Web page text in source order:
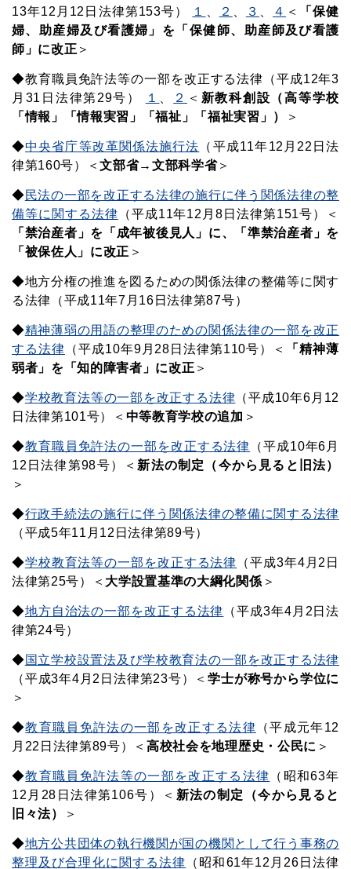
13年12月12日法律第153号）
１ ２ ３ ４ ＜
「保健
婦、助産婦及び看護婦」を「保健師、助産師及び看護
師」に改正 ＞
◆教育職員免許法等の一部を改正する法律（平成12年3
月31日法律第29号）
１ ２ ＜ 新教科創設（高等学校
「情報」「情報実習」「福祉」「福祉実習」）
＞
◆中央省庁等改革関係法施行法 （平成11年12月22日法
律第160号）＜文部省→文部科学省＞
◆民法の一部を改正する法律の施行に伴う関係法律の整
備等に関する法律 （平成11年12月8日法律第151号）＜
「禁治産者」を「成年被後見人」に、「準禁治産者」を
「被保佐人」に改正 ＞
◆地方分権の推進を図るための関係法律の整備等に関す
る法律（平成11年7月16日法律第87号）
◆精神薄弱の用語の整理のための関係法律の一部を改正
する法律 （平成10年9月28日法律第110号）＜
「精神薄
弱者」を「知的障害者」に改正 ＞
◆学校教育法等の一部を改正する法律 （平成10年6月12
日法律第101号）＜ 中等教育学校の追加 ＞
◆教育職員免許法の一部を改正する法律 （平成10年6月
12日法律第98号）＜ 新法の制定（今から見ると旧法）
＞
◆行政手続法の施行に伴う関係法律の整備に関する法律
（平成5年11月12日法律第89号）
◆学校教育法等の一部を改正する法律 （平成3年4月2日
法律第25号）＜ 大学設置基準の大綱化関係 ＞
◆地方自治法の一部を改正する法律 （平成3年4月2日法
律第24号）
◆国立学校設置法及び学校教育法の一部を改正する法律
（平成3年4月2日法律第23号）＜学士が称号から学位に
＞
◆教育職員免許法の一部を改正する法律 （平成元年12
月22日法律第89号）＜高校社会を地理歴史・公民に ＞
◆教育職員免許法等の一部を改正する法律 （昭和63年
12月28日法律第106号）＜ 新法の制定（今から見ると
旧々法）
＞
◆地方公共団体の執行機関が国の機関として行う事務の
整理及び合理化に関する法律 （昭和61年12月26日法律